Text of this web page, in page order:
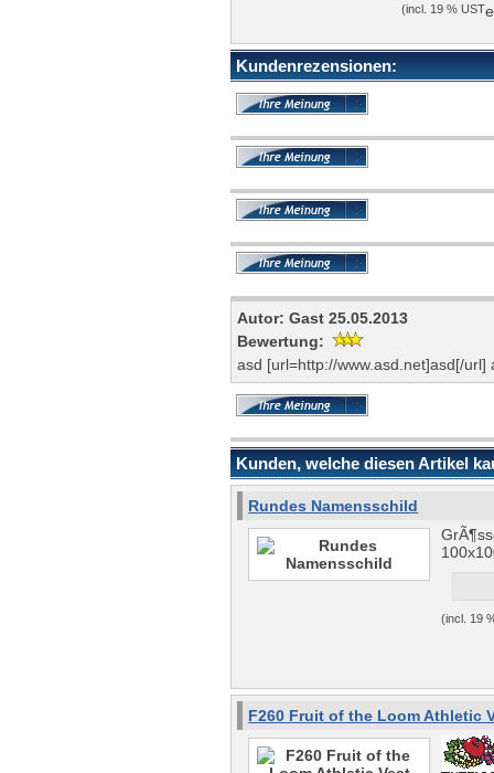
(incl. 19 % UST
Kundenrezensionen:
Autor: Gast 25.05.2013
Bewertung:
asd [url=http://www.asd.net]asd[/url]
Kunden, welche diesen Artikel
Rundes Namensschild
(incl. 19
F260 Fruit of the Loom Athletic